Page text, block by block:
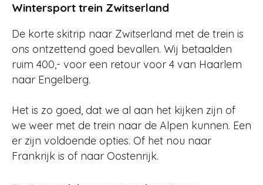
Wintersport trein Zwitserland
De korte skitrip naar Zwitserland met de trein is
ons ontzettend goed bevallen. Wij betaalden
ruim 400,- voor een retour voor 4 van Haarlem
naar Engelberg.
Het is zo goed, dat we al aan het kijken zijn of
we weer met de trein naar de Alpen kunnen. Een
er zijn voldoende opties. Of het nou naar
Frankrijk is of naar Oostenrijk.